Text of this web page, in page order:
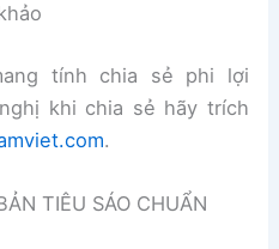
tính chia sẻ phi lợi
khi chia sẻ hãy trích
.
TIÊU SÁO CHUẨN